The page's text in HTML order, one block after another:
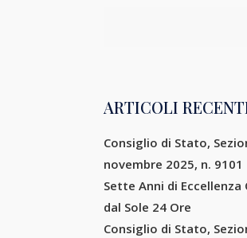
ARTICOLI
Consiglio di Stato,
novembre 2025, n. 9101
Sette Anni di
dal Sole 24 Ore
Consiglio di Stato,